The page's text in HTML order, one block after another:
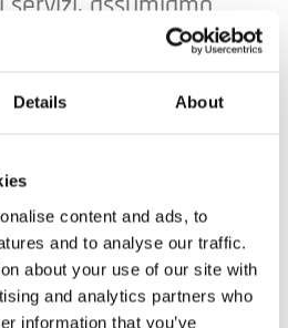
Details About
content and ads, to
and to analyse our traffic.
about your use of our site with
and analytics partners who
information that you’ve
accetti l'uso dei
per salvare la scelta
cronologia delle ricerche.
ad esempio quando
del prodotto.
e terza parte per